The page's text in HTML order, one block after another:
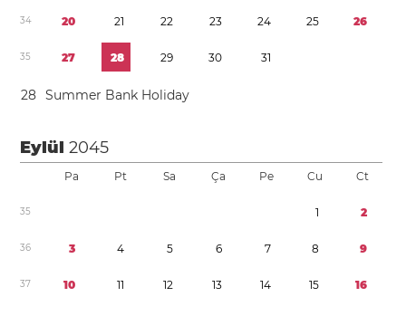
34 20 21 22 23 24 25 26
35 27 28 29 30 31
28 Summer Bank Holiday
Eylül2045
Pa Pt Sa Ça Pe Cu Ct
35 1 2
36 3 4 5 6 7 8 9
37 10 11 12 13 14 15 16